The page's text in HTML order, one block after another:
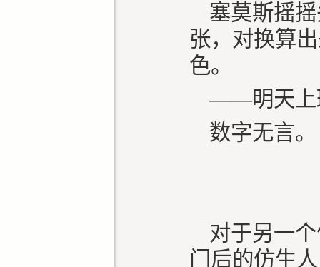
塞莫斯摇
张，对换算
色。
——明天上
数字无言
对于另一
门后的仿生